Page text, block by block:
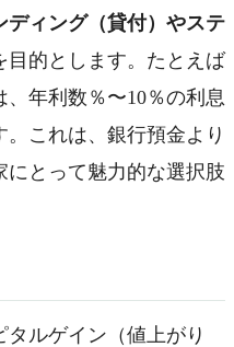
ディング（貸付）やステ
目的とします。たとえば
年利数％〜10％の利息
これは、銀行預金より
とって魅力的な選択肢
ルゲイン（値上がり